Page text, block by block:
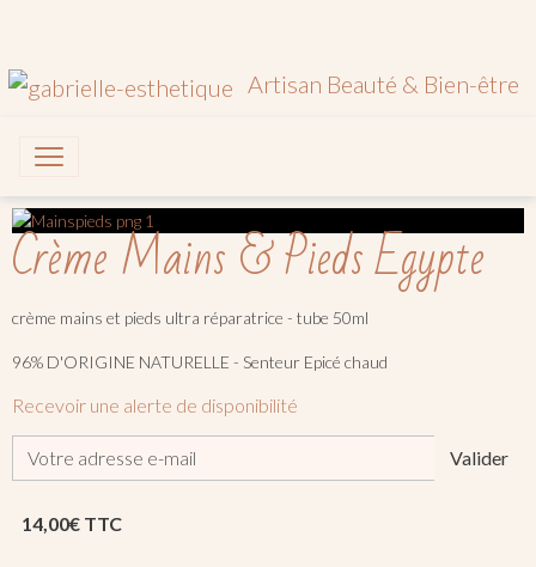
Artisan Beauté & Bien-être
Crème Mains & Pieds Egypte
crème mains et pieds ultra réparatrice - tube 50ml
96% D'ORIGINE NATURELLE - Senteur Epicé chaud
Recevoir une alerte de disponibilité
Valider
14,00€ TTC